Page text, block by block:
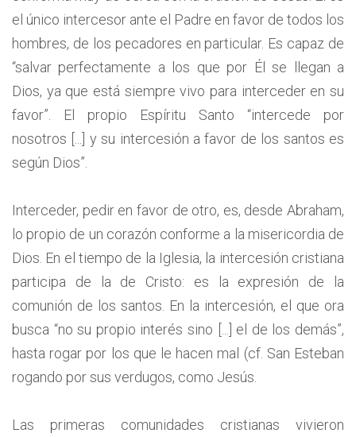
el único intercesor ante el Padre en favor de todos los
hombres, de los pecadores en particular. Es capaz de
“salvar perfectamente a los que por Él se llegan a
Dios, ya que está siempre vivo para interceder en su
favor”. El propio Espíritu Santo “intercede por
nosotros [...] y su intercesión a favor de los santos es
según Dios”.
Interceder, pedir en favor de otro, es, desde Abraham,
lo propio de un corazón conforme a la misericordia de
Dios. En el tiempo de la Iglesia, la intercesión cristiana
participa de la de Cristo: es la expresión de la
comunión de los santos. En la intercesión, el que ora
busca “no su propio interés sino [...] el de los demás”,
hasta rogar por los que le hacen mal (cf. San Esteban
rogando por sus verdugos, como Jesús.
Las primeras comunidades cristianas vivieron